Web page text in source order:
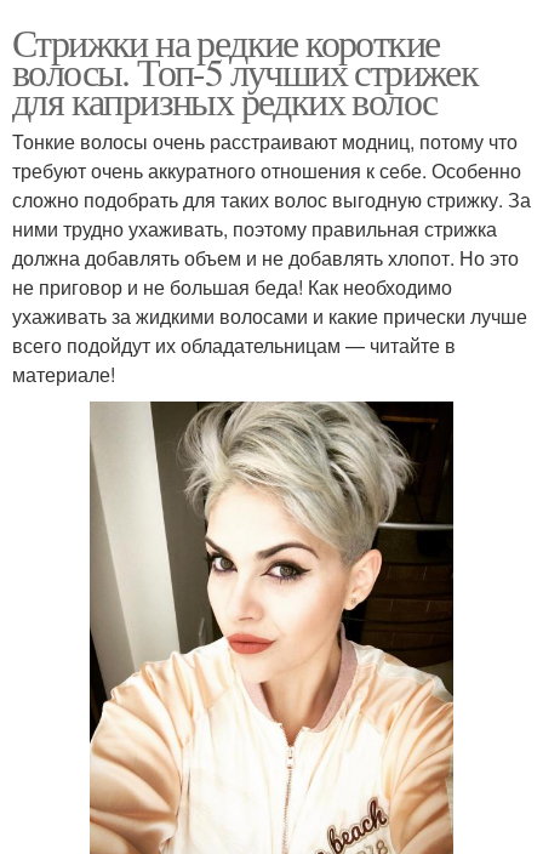
Стрижки на редкие короткие
волосы. Топ-5 лучших стрижек
для капризных редких волос
Тонкие волосы очень расстраивают модниц, потому что
требуют очень аккуратного отношения к себе. Особенно
сложно подобрать для таких волос выгодную стрижку. За
ними трудно ухаживать, поэтому правильная стрижка
должна добавлять объем и не добавлять хлопот. Но это
не приговор и не большая беда! Как необходимо
ухаживать за жидкими волосами и какие прически лучше
всего подойдут их обладательницам — читайте в
материале!